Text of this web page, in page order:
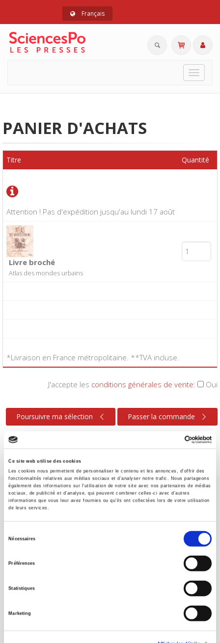
Ce site web utilise des cookies
Les cookies nous permettent de personnaliser le contenu et les annonces, d'offrir des
fonctionnalités relatives aux médias sociaux et d'analyser notre trafic. Nous partageons
également des informations sur l'utilisation de notre site avec nos partenaires de médias
sociaux, de publicité et d'analyse, qui peuvent combiner celles-ci avec d'autres
informations que vous leur avez fournies ou qu'ils ont collectées lors de votre utilisation
de leurs services.
Nécessaires
Préférences
Statistiques
Marketing
Français
Toggle
PANIER D'ACHATS
Attention ! Pas d'expédition jusqu'au lundi 17 août
Titre Quantité
Livre broché
Atlas des mondes urbains
*Livraison en France métropolitaine. **TVA incluse.
J'accepte les conditions générales de vente: Oui
Poursuivre ma sélection Passer la commande
Maison d'édition dédiée aux sciences humaines et sociales, les
Presses de Sciences Po participent depuis leur création en 1976
CONTACTS